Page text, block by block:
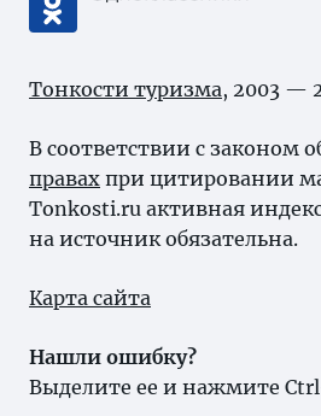
Тонкости туризма, 2003 —
В соответствии с законом
правах при цитировании
Tonkosti.ru активная
на источник обязательна.
Карта сайта
Нашли ошибку?
Выделите ее и нажмите